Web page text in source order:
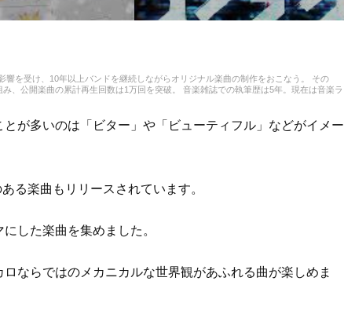
を受け、10年以上バンドを継続しながらオリジナル楽曲の制作をおこなう。 その
、公開楽曲の累計再生回数は1万回を突破。 音楽雑誌での執筆歴は5年。現在は音楽ラ
が多いのは「ビター」や「ビューティフル」などがイメー
る楽曲もリリースされています。
した楽曲を集めました。
ならではのメカニカルな世界観があふれる曲が楽しめま